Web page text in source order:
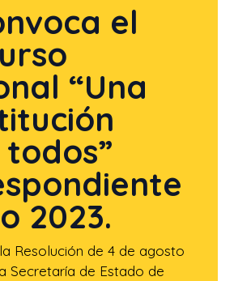
el
“Una
2023.
Resolución de 4 de agosto
Secretaría de Estado de